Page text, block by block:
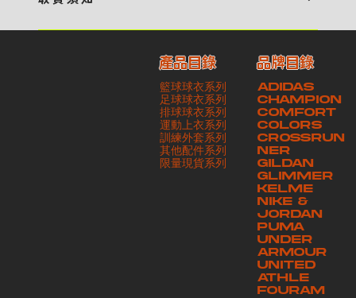
相關價目，貴客最終確認後將獲取正式完整單據，請安排繳付貨款訂金以
啟動貨品製作 4 / 商品印製 訂金核實後，4AM 團隊將隨即開始製作 5
/ 貨品提取 商品製作完成後，4AM 團隊將聯絡貴客安排貨款餘額及提取
貨品。貴客可選擇最適合的付款方式以及取貨安排
交易單據。如貴客欲更改電郵地址，請與 4AM 團隊聯絡 - 貴客的付款
記錄可透過電郵 或 WhatsApp平台（ 請註明訂單編號 ）交予4AM 團
隊核實有關款項 - 任何轉帳或換匯交易手續費等額外費用，一概不歸屬
本公司之責任 - 貴客請於收獲本公司正式訂購單據後 3 個工作天內安排
付款。如未能按期繳付所需款項，貴客須緻交因逾期所衍生之額外行政費
請與4AM團隊職員聯絡預約取貨時間｜​ ・ GoGoVan ｜即日完成配送
服務｜運費由貴客現金支付司機｜ ・ 順豐速運 ｜貨件運送需要多於2－
3個工作天｜到付｜​ - 貴客請於貨品可取日起之 10 個工作天內安排提取
貨品，如逾期未取，本公司將不予保存相關貨品。有關貨款訂金將不予歸
還，貴客仍須負責貨款餘額 - 貴客請於收貨時小心核對貨品數量及檢查
貨品品質 - 基於 S.F. Express / GoGoVan 等託運商為第三方服務，
本公司將保證貨品安全到達第三方手中。如第三方在運送過程中引致任何
有關貨品之遺失、損毀、誤投或運送延誤，本公司一律不負責
產品目錄
籃球球衣系列
足球球衣系列
排球球衣系列
運動上衣系列
訓練外套系列
其他配件系列
​限量現貨系列
ADIDAS
CHAMPION
COMFORT
COLORS
CROSSRUN
NER
GILDAN
GLIMMER
KELME
NIKE &
JORDAN
PUMA
UNDER
ARMOUR
UNITED
ATHLE
FOURAM
品牌目錄